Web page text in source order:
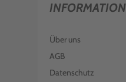
INFORMATION
Über uns
AGB
Datenschutz